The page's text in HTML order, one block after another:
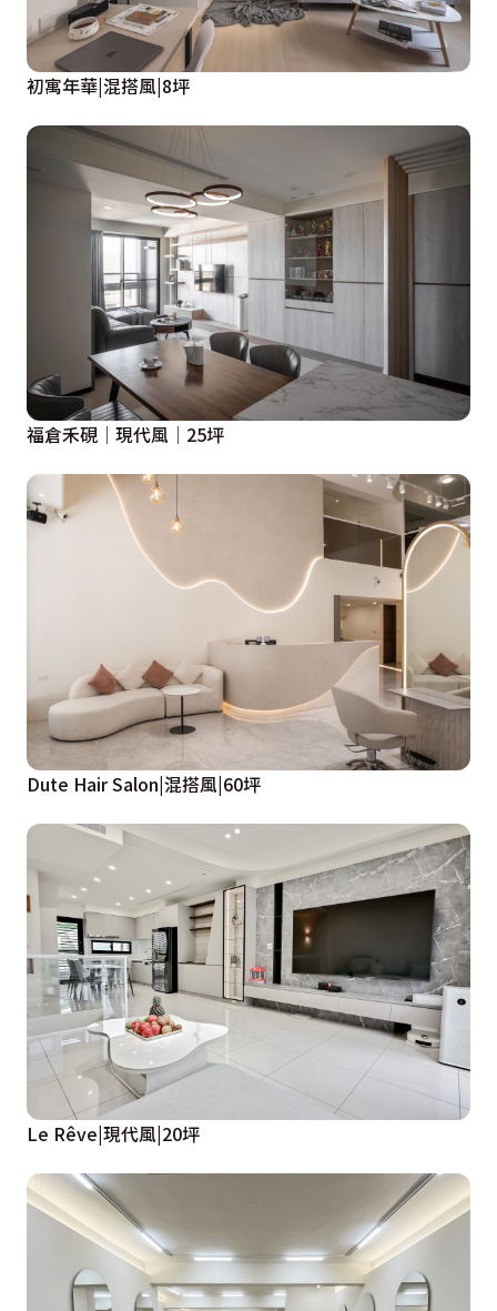
初寓年華|混搭風|8坪
福倉禾硯│現代風│25坪
Dute Hair Salon|混搭風|60坪
Le Rêve|現代風|20坪